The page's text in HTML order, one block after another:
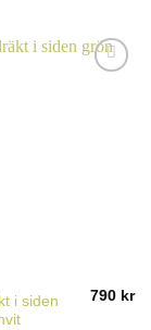
i siden
790 kr